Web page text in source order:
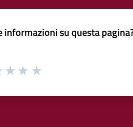
informazioni su questa